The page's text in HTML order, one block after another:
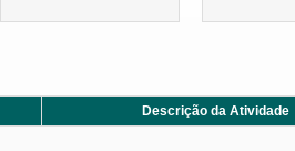
Descrição da Atividade